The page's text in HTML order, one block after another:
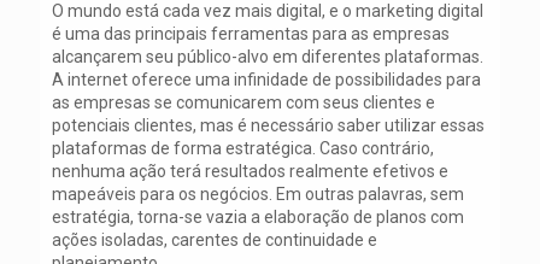
O mundo está cada vez mais digital, e o marketing digital
é uma das principais ferramentas para as empresas
alcançarem seu público-alvo em diferentes plataformas.
A internet oferece uma infinidade de possibilidades para
as empresas se comunicarem com seus clientes e
potenciais clientes, mas é necessário saber utilizar essas
plataformas de forma estratégica. Caso contrário,
nenhuma ação terá resultados realmente efetivos e
mapeáveis para os negócios. Em outras palavras, sem
estratégia, torna-se vazia a elaboração de planos com
ações isoladas, carentes de continuidade e